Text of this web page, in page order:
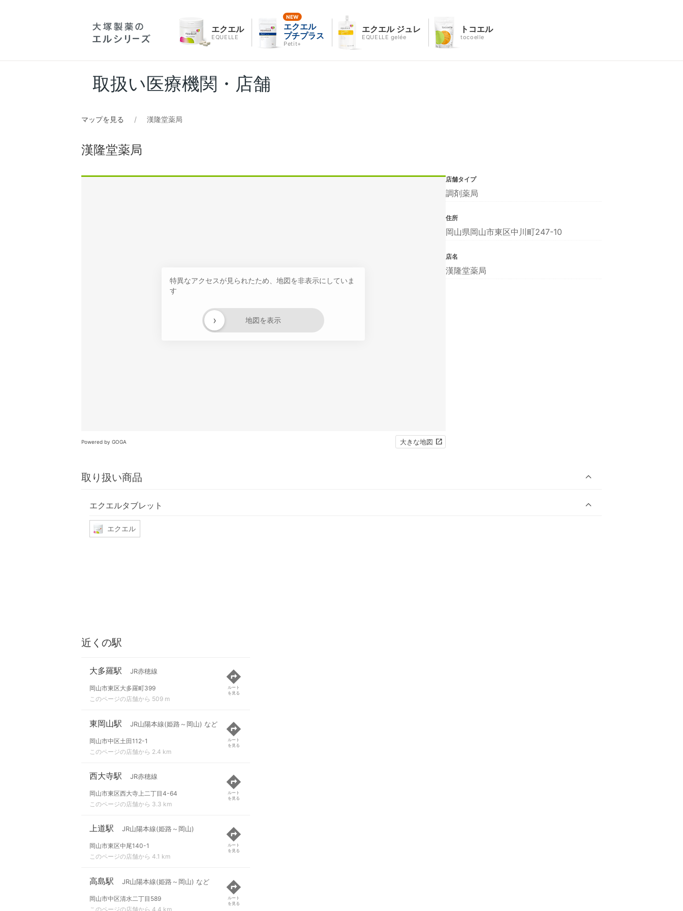
エクエル
EQUELLE
エクエル
プチプラス
Petit+
エクエル ジュレ
EQUELLE gelée
トコエル
tocoelle
取扱い医療機関・店舗
マップを見る 漢隆堂薬局
漢隆堂薬局
特異なアクセスが見られたため、地図を非表示にしていま
す
地図を表示
›
Powered by GOGA 大きな地図
取り扱い商品
エクエルタブレット
エクエル
店舗タイプ
調剤薬局
住所
岡山県岡山市東区中川町247-10
店名
漢隆堂薬局
近くの駅
大多羅駅 JR赤穂線
岡山市東区大多羅町399
このページの店舗から 509 m
ルート
を見る
東岡山駅 JR山陽本線(姫路～岡山) など
岡山市中区土田112-1
このページの店舗から 2.4 km
ルート
を見る
西大寺駅 JR赤穂線
岡山市東区西大寺上二丁目4-64
このページの店舗から 3.3 km
ルート
を見る
上道駅 JR山陽本線(姫路～岡山)
岡山市東区中尾140-1
このページの店舗から 4.1 km
ルート
を見る
高島駅 JR山陽本線(姫路～岡山) など
岡山市中区清水二丁目589
このページの店舗から 4.4 km
ルート
を見る